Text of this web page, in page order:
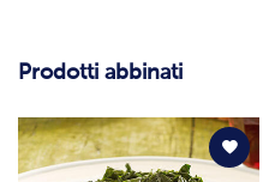
Prodotti abbinati